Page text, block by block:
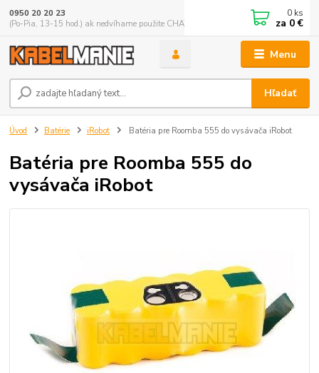
Menu
Hľadať
0950 20 20 23
(Po-Pia, 13-15 hod.) ak nedvíhame použite CHATBOX
0 ks
za 0 €
Úvod Batérie iRobot Batéria pre Roomba 555 do vysávača iRobot
Batéria pre Roomba 555 do
vysávača iRobot